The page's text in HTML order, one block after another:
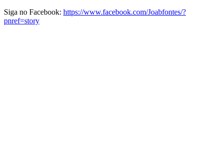
Siga no Facebook: https://www.facebook.com/Joabfontes/?
pnref=story